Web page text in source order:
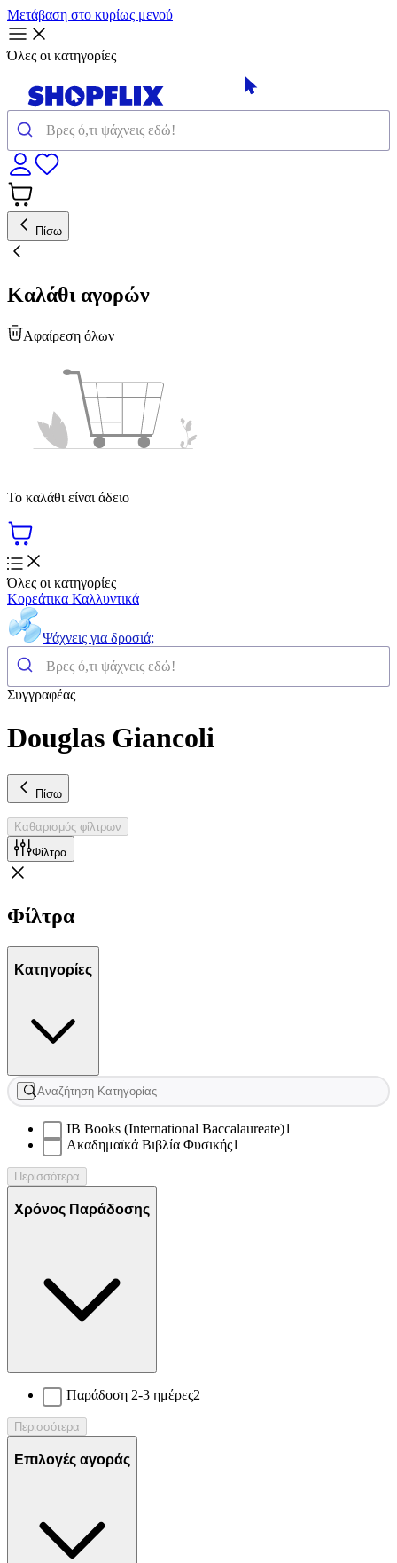
Μετάβαση στο κυρίως μενού
Όλες οι κατηγορίες
Πίσω
Καλάθι αγορών
Αφαίρεση όλων
Το καλάθι είναι άδειο
Όλες οι κατηγορίες
Κορεάτικα Καλλυντικά
Ψάχνεις για δροσιά;
Συγγραφέας
Douglas Giancoli
Πίσω
Καθαρισμός φίλτρων
Φίλτρα
Φίλτρα
Κατηγορίες
IB Books (International Baccalaureate)1
Ακαδημαϊκά Βιβλία Φυσικής1
Περισσότερα
Χρόνος Παράδοσης
Παράδοση 2-3 ημέρες2
Περισσότερα
Επιλογές αγοράς